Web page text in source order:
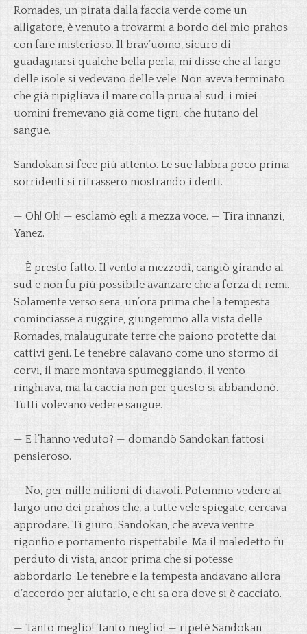
Romades, un pirata dalla faccia verde come un
alligatore, è venuto a trovarmi a bordo del mio prahos
con fare misterioso. Il brav’uomo, sicuro di
guadagnarsi qualche bella perla, mi disse che al largo
delle isole si vedevano delle vele. Non aveva terminato
che già ripigliava il mare colla prua al sud; i miei
uomini fremevano già come tigri, che fiutano del
sangue.
Sandokan si fece più attento. Le sue labbra poco prima
sorridenti si ritrassero mostrando i denti.
— Oh! Oh! — esclamò egli a mezza voce. — Tira innanzi,
Yanez.
— È presto fatto. Il vento a mezzodì, cangiò girando al
sud e non fu più possibile avanzare che a forza di remi.
Solamente verso sera, un’ora prima che la tempesta
cominciasse a ruggire, giungemmo alla vista delle
Romades, malaugurate terre che paiono protette dai
cattivi geni. Le tenebre calavano come uno stormo di
corvi, il mare montava spumeggiando, il vento
ringhiava, ma la caccia non per questo si abbandonò.
Tutti volevano vedere sangue.
— E l’hanno veduto? — domandò Sandokan fattosi
pensieroso.
— No, per mille milioni di diavoli. Potemmo vedere al
largo uno dei prahos che, a tutte vele spiegate, cercava
approdare. Ti giuro, Sandokan, che aveva ventre
rigonfio e portamento rispettabile. Ma il maledetto fu
perduto di vista, ancor prima che si potesse
abbordarlo. Le tenebre e la tempesta andavano allora
d’accordo per aiutarlo, e chi sa ora dove si è cacciato.
— Tanto meglio! Tanto meglio! — ripeté Sandokan